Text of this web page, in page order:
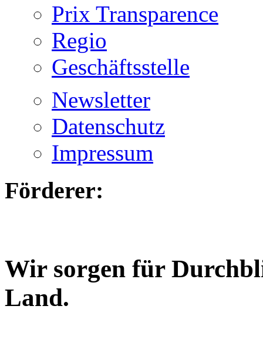
Prix Transparence
Regio
Geschäftsstelle
Newsletter
Datenschutz
Impressum
Förderer:
Wir sorgen für
Land.